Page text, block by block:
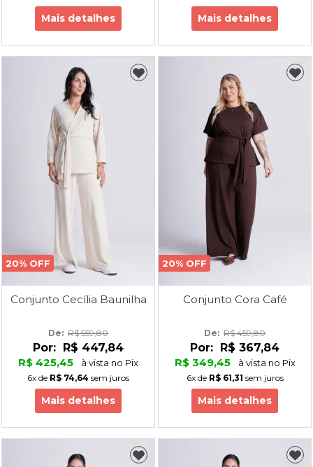
Mais detalhes Mais detalhes
20% OFF
Conjunto Cecília Baunilha
De: R$ 559,80
Por: R$ 447,84
R$ 425,45
à vista no Pix
6x de R$ 74,64 sem juros
Mais detalhes
20% OFF
Conjunto Cora Café
De: R$ 459,80
Por: R$ 367,84
R$ 349,45
à vista no Pix
6xde R$ 61,31 sem juros
Mais detalhes